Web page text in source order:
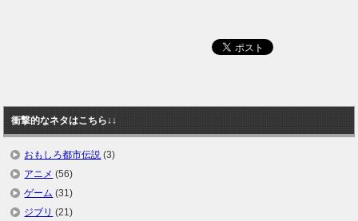
衝撃的なネタはこちら↓↓
おもしろ都市伝説 (3)
アニメ (56)
ゲーム (31)
ジブリ (21)